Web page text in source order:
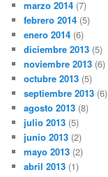
marzo 2014 (7)
febrero 2014 (5)
enero 2014 (6)
diciembre 2013 (5)
noviembre 2013 (6)
octubre 2013 (5)
septiembre 2013 (6)
agosto 2013 (8)
julio 2013 (5)
junio 2013 (2)
mayo 2013 (2)
abril 2013 (1)